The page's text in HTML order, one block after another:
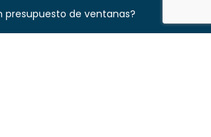
presupuesto de ventanas?